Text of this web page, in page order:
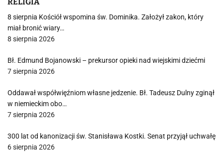
8 sierpnia Kościół wspomina św. Dominika. Założył zakon, który
miał bronić wiary…
8 sierpnia 2026
Bł. Edmund Bojanowski – prekursor opieki nad wiejskimi dziećmi
7 sierpnia 2026
Oddawał współwięźniom własne jedzenie. Bł. Tadeusz Dulny zginął
w niemieckim obo…
7 sierpnia 2026
300 lat od kanonizacji św. Stanisława Kostki. Senat przyjął uchwałę
6 sierpnia 2026